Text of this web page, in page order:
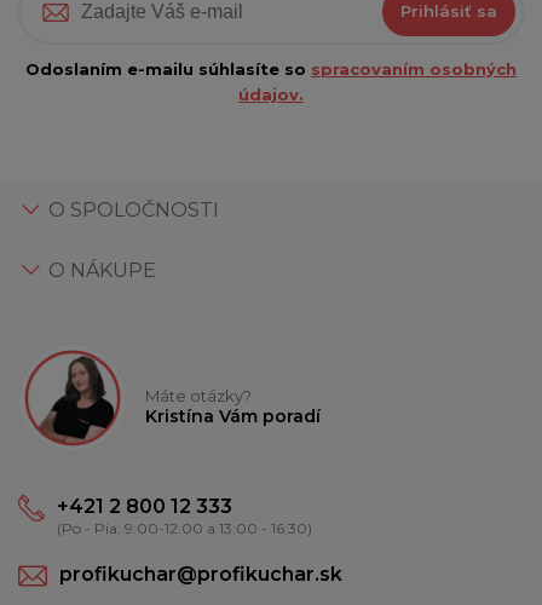
Prihlásiť sa
Odoslaním e-mailu súhlasíte so spracovaním osobných
údajov.
O SPOLOČNOSTI
O NÁKUPE
Máte otázky?
Kristína Vám poradí
+421 2 800 12 333
(Po - Pia: 9:00-12:00 a 13:00 - 16:30)
profikuchar@profikuchar.sk